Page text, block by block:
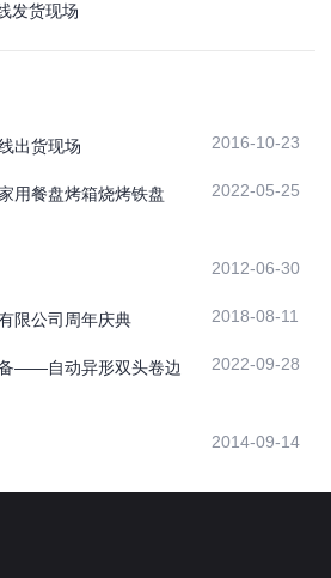
发货现场
出货现场 2016-10-23
用餐盘烤箱烧烤铁盘
2022-05-25
2012-06-30
限公司周年庆典 2018-08-11
——自动异形双头卷边
2022-09-28
2014-09-14